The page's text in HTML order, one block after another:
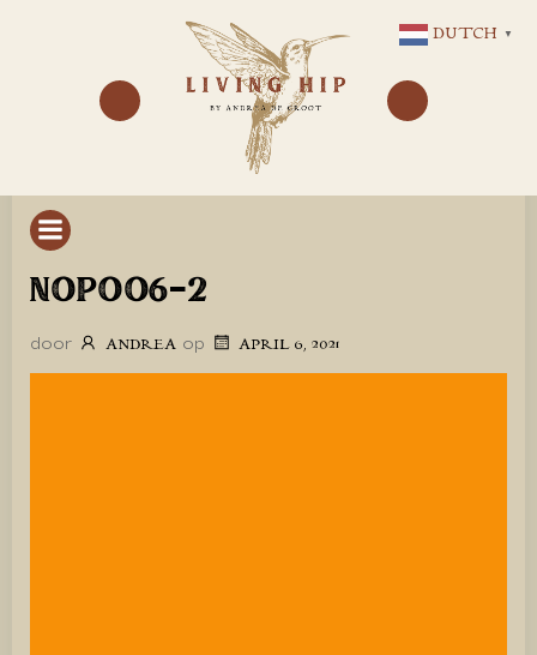
NAAR
DE
INHOUD
NOPOO6-2
door ANDREA op APRIL 6, 2021
DUTCH ▼